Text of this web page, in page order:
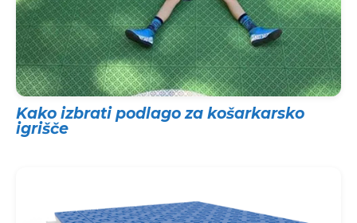
Kako izbrati podlago za košarkarsko
igrišče